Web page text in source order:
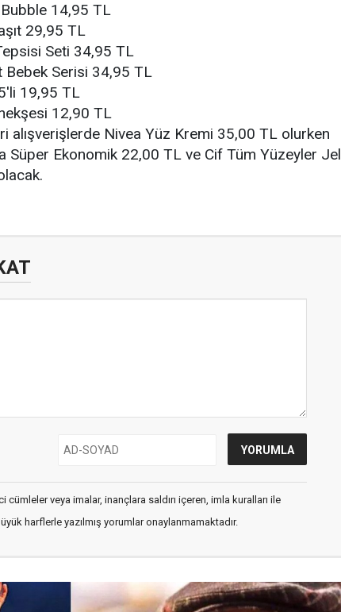
14,95 TL
29,95 TL
Seti 34,95 TL
Bebek Serisi 34,95 TL
19,95 TL
12,90 TL
alışverişlerde Nivea Yüz Kremi 35,00 TL olurken
Süper Ekonomik 22,00 TL ve Cif Tüm Yüzeyler Jel
cümleler veya imalar, inançlara saldırı içeren, imla kuralları ile
harflerle yazılmış yorumlar onaylanmamaktadır.